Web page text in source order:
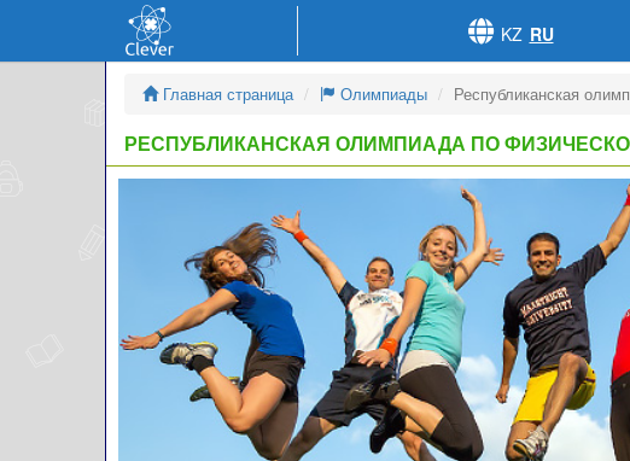
Главная страница Олимпиады Республиканская
РЕСПУБЛИКАНСКАЯ ОЛИМПИАДА ПО
KZ RU